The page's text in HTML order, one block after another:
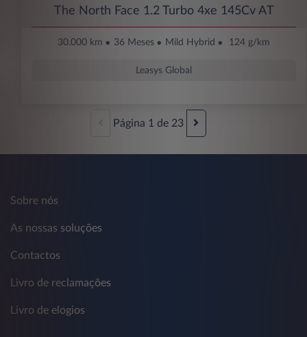
The North Face 1.2 Turbo 4xe 145Cv AT
30.000 km 36 Meses Mild Hybrid 124 g/km
Leasys Global
Página 1 de 23
Sobre nós
As nossas soluções
Contactos
Livro de reclamações
Livro de elogios